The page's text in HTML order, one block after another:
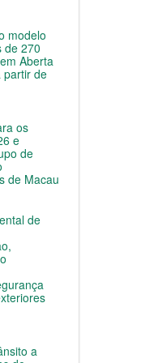
modelo
de 270
Aberta
partir de
os
e
de
de Macau
de
a